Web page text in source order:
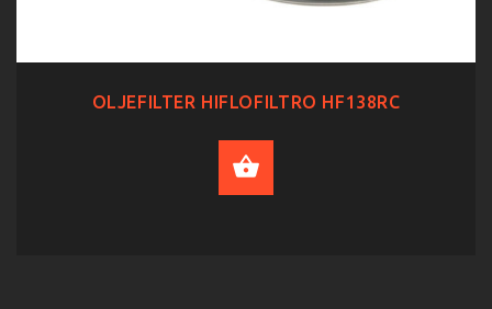
OLJEFILTER HIFLOFILTRO HF138RC